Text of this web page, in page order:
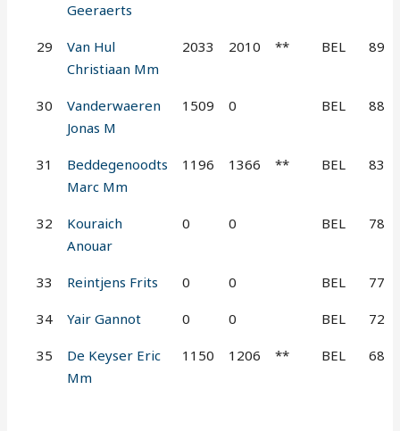
Geeraerts
29
Van Hul
Christiaan Mm
2033 2010 ** BEL 89
30
Vanderwaeren
Jonas M
1509 0 BEL 88
31
Beddegenoodts
Marc Mm
1196 1366 ** BEL 83
32
Kouraich
Anouar
0 0 BEL 78
33 Reintjens Frits 0 0 BEL 77
34 Yair Gannot 0 0 BEL 72
35
De Keyser Eric
Mm
1150 1206 ** BEL 68